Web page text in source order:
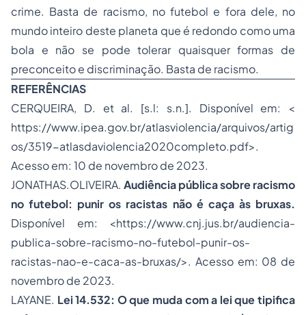
crime. Basta de racismo, no futebol e fora dele, no
mundo inteiro deste planeta que é redondo como uma
bola e não se pode tolerar quaisquer formas de
preconceito e discriminação. Basta de racismo.
REFERÊNCIAS
CERQUEIRA, D. et al. [s.l: s.n.]. Disponível em: <
https://www.ipea.gov.br/atlasviolencia/arquivos/artig
os/3519-atlasdaviolencia2020completo.pdf>.
Acesso em: 10 de novembro de 2023.
JONATHAS.OLIVEIRA. Audiência pública sobre racismo
no futebol: punir os racistas não é caça às bruxas.
Disponível em: <https://www.cnj.jus.br/audiencia-
publica-sobre-racismo-no-futebol-punir-os-
racistas-nao-e-caca-as-bruxas/>. Acesso em: 08 de
novembro de 2023.
LAYANE. Lei 14.532: O que muda com a lei que tipifica